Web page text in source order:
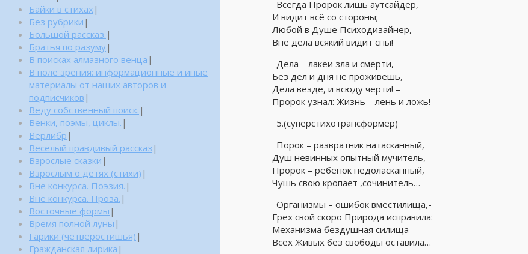
Всегда Пророк лишь аутсайдер,
И видит всё со стороны;
Любой в Душе Психодизайнер,
Вне дела всякий видит сны!
Дела – лакеи зла и смерти,
Без дел и дня не проживешь,
Дела везде, и всюду черти! –
Пророк узнал: Жизнь – лень и ложь!
5.(суперстихотрансформер)
Порок – развратник натасканный,
Душ невинных опытный мучитель, –
Пророк – ребёнок недоласканный,
Чушь свою кропает ,сочинитель…
Организмы – ошибок вместилища,-
Грех свой скоро Природа исправила:
Механизма бездушная силища
Всех Живых без свободы оставила…
Байки в стихах |
Без рубрики |
Большой рассказ. |
Братья по разуму|
В поисках алмазного венца |
В поле зрения: информационные и иные
материалы от наших авторов и
подписчиков |
Веду собственный поиск. |
Венки, поэмы, циклы. |
Верлибр |
Веселый правдивый рассказ |
Взрослые сказки |
Взрослым о детях (стихи) |
Вне конкурса. Поэзия. |
Вне конкурса. Проза. |
Восточные формы |
Время полной луны |
Гарики (четверостишья) |
Гражданская лирика |